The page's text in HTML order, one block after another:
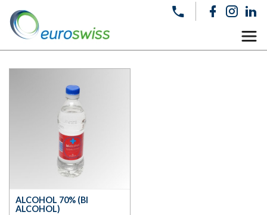
ALCOHOL 70% (BI
ALCOHOL)